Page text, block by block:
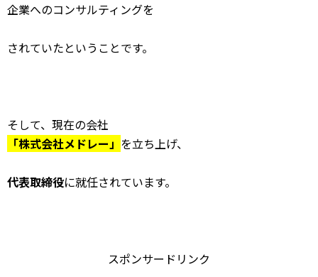
企業へのコンサルティングを
されていたということです。
そして、現在の会社
「株式会社メドレー」 を立ち上げ、
代表取締役に就任されています。
スポンサードリンク